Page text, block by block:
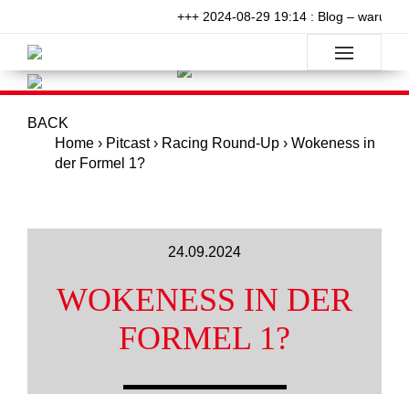
+++ 2024-08-29 19:14 : Blog – warum
BACK
Home › Pitcast› Racing Round-Up › Wokeness in
der Formel 1?
24.09.2024
WOKENESS IN DER
FORMEL 1?